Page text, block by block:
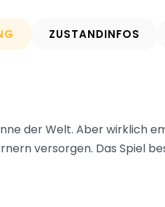
ZUSTANDINFOS
der Welt. Aber wirklich
versorgen. Das Spiel